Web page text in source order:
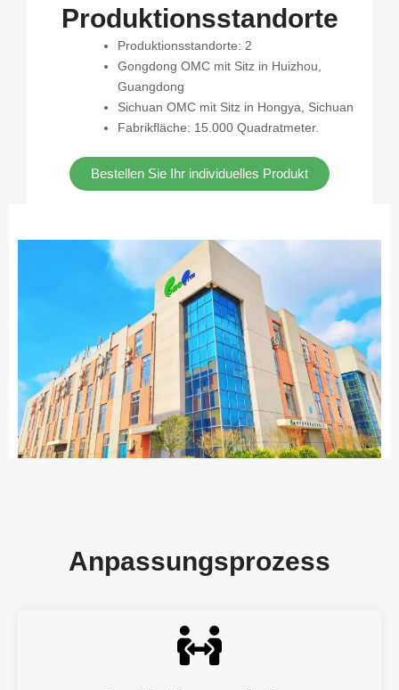
Produktionsstandorte
Produktionsstandorte: 2
Gongdong OMC mit Sitz in Huizhou,
Guangdong
Sichuan OMC mit Sitz in Hongya, Sichuan
Fabrikfläche: 15.000 Quadratmeter.
Bestellen Sie Ihr individuelles Produkt
Anpassungsprozess